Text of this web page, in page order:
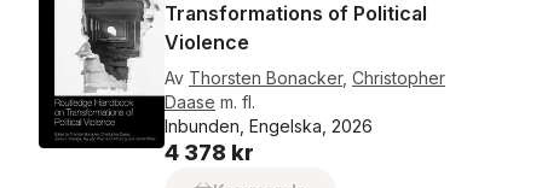
Transformations of Political
Violence
Av Thorsten Bonacker, Christopher
Daase m. fl.
Inbunden, Engelska, 2026
4 378 kr